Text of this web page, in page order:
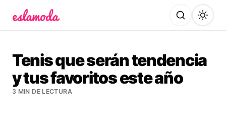
Tenis que serán tendencia
y tus favoritos este año
3 MIN DE LECTURA